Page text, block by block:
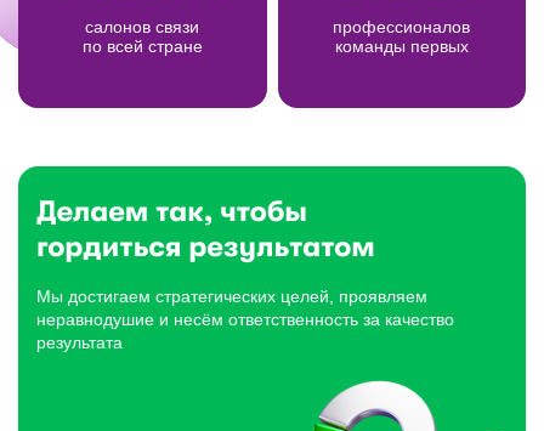
салонов связи
по всей стране
профессионалов
команды первых
Мы достигаем стратегических целей, проявляем
неравнодушие и несём ответственность за качество
результата